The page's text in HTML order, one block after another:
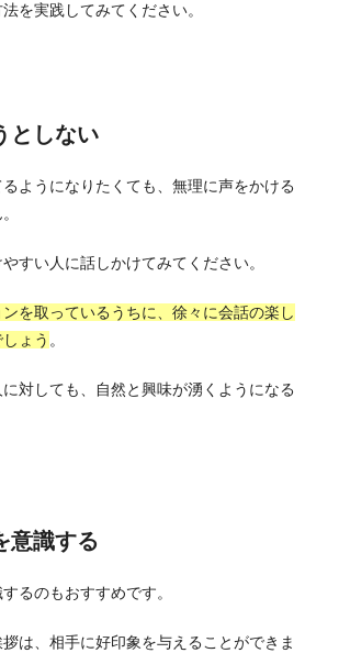
を実践してみてください。
としない
ようになりたくても、無理に声をかける
すい人に話しかけてみてください。
を取っているうちに、徐々に会話の楽し
ょう 。
対しても、自然と興味が湧くようになる
意識する
るのもおすすめです。
は、相手に好印象を与えることができま